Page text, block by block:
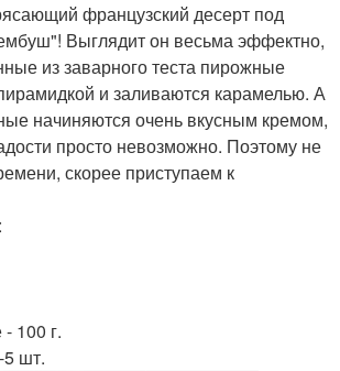
французский десерт под
Выглядит он весьма эффектно,
из заварного теста пирожные
и заливаются карамелью. А
начиняются очень вкусным кремом,
просто невозможно. Поэтому не
скорее приступаем к
100 г.
шт.